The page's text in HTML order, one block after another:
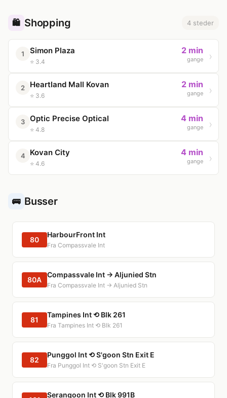
🛍️ Shopping 4 steder
1 Simon Plaza
⭐ 3.4
2 min
gange
2 Heartland Mall Kovan
⭐ 3.6
2 min
gange
3 Optic Precise Optical
⭐ 4.8
4 min
gange
4 Kovan City
⭐ 4.6
4 min
gange
🚌 Busser
80
HarbourFront Int
Fra Compassvale Int
80A
Compassvale Int → Aljunied Stn
Fra Compassvale Int → Aljunied Stn
81
Tampines Int ⟲ Blk 261
Fra Tampines Int ⟲ Blk 261
82
Punggol Int ⟲ S'goon Stn Exit E
Fra Punggol Int ⟲ S'goon Stn Exit E
Serangoon Int ⟲ Blk 991B